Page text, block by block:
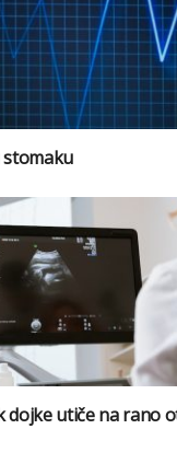
stomaku
dojke utiče na rano